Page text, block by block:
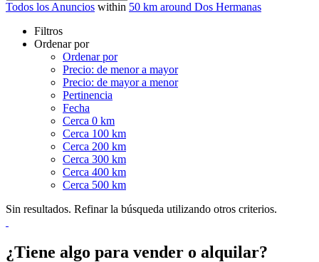
Todos los Anuncios within 50 km around Dos Hermanas
Filtros
Ordenar por
Ordenar por
Precio: de menor a mayor
Precio: de mayor a menor
Pertinencia
Fecha
Cerca 0 km
Cerca 100 km
Cerca 200 km
Cerca 300 km
Cerca 400 km
Cerca 500 km
Sin resultados. Refinar la búsqueda utilizando otros criterios.
¿Tiene algo para vender o alquilar?